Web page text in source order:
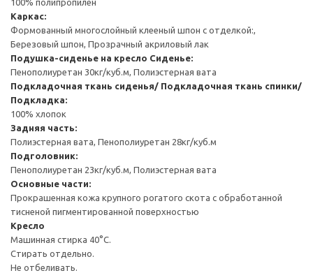
Каркас:
Формованный многослойный клееный шпон с отделкой:,
Березовый шпон, Прозрачный акриловый лак
Подушка-сиденье на кресло Сиденье:
Пенополиуретан 30кг/куб.м, Полиэстерная вата
Подкладочная ткань сиденья/ Подкладочная ткань спинки/
Подкладка:
100% хлопок
Задняя часть:
Полиэстерная вата, Пенополиуретан 28кг/куб.м
Подголовник:
Пенополиуретан 23кг/куб.м, Полиэстерная вата
Основные части:
Прокрашенная кожа крупного рогатого скота с обработанной
тисненой пигментированной поверхностью
Кресло
Машинная стирка 40°С.
Стирать отдельно.
Не отбеливать.